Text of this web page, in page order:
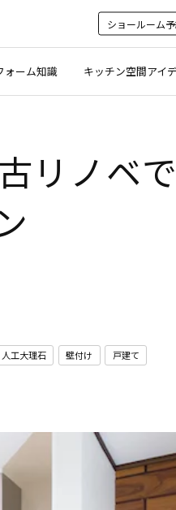
ショールーム
ォーム知識 キッチン空間アイ
リノベ
人工大理石 壁付け 戸建て